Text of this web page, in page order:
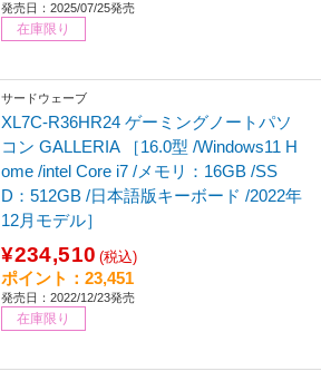
発売日：2025/07/25発売
在庫限り
サードウェーブ
XL7C-R36HR24 ゲーミングノートパソ
コン GALLERIA ［16.0型 /Windows11 H
ome /intel Core i7 /メモリ：16GB /SS
D：512GB /日本語版キーボード /2022年
12月モデル］
¥234,510 (税込)
ポイント：23,451
発売日：2022/12/23発売
在庫限り